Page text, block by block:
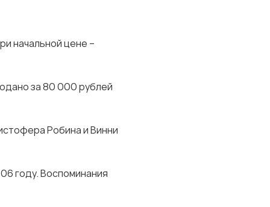
начальной цене –
за 80 000 рублей
Робина и Винни
году. Воспоминания